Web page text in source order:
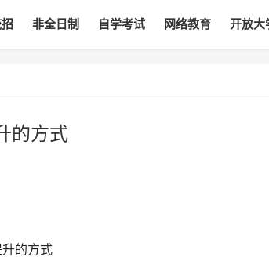
非全日制 自学考试 网络教育 开放大
的方式